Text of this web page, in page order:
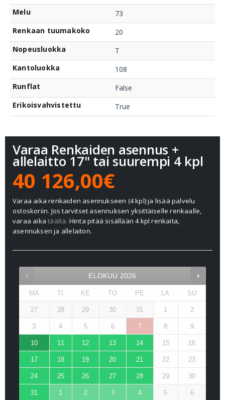
Melu
73
Renkaan tuumakoko
20
Nopeusluokka
T
Kantoluokka
108
Runflat
False
Erikoisvahvistettu
True
Varaa Renkaiden asennus +
allelaitto 17" tai suurempi 4 kpl
40 126,00€
Varaa aika renkaiden asennukseen (4 kpl) ja lisää palvelu
ostoskoriin. Jos tarvitset asennuksen yksittäiselle renkaalle,
varaa aikatäältä. Hinta pitää sisällään 4 kpl renkaita,
asennuksen ja allelaiton.
ELOKUU 2026
MA TI KE TO PE LA SU
27 28 29 30 31 1 2
3 4 5 6 7 8 9
10 11 12 13 14 15 16
17 18 19 20 21 22 23
24 25 26 27 28 29 30
31 1 2 3 4 5 6